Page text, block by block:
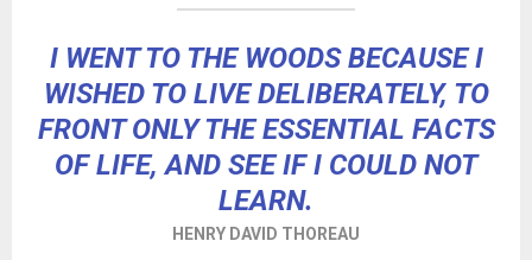
I WENT TO THE WOODS BECAUSE I
WISHED TO LIVE DELIBERATELY, TO
FRONT ONLY THE ESSENTIAL FACTS
OF LIFE, AND SEE IF I COULD NOT
LEARN.
HENRY DAVID THOREAU